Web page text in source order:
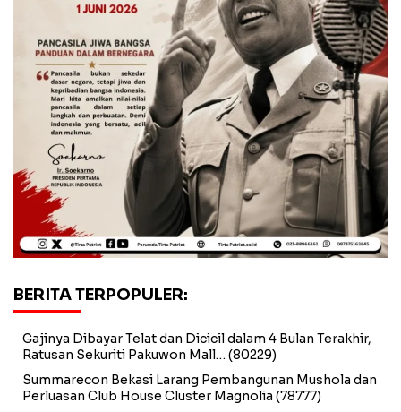
BERITA TERPOPULER:
Gajinya Dibayar Telat dan Dicicil dalam 4 Bulan Terakhir,
Ratusan Sekuriti Pakuwon Mall… (80229)
Summarecon Bekasi Larang Pembangunan Mushola dan
Perluasan Club House Cluster Magnolia (78777)